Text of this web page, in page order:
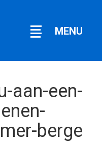
Open
MENU
aan-een-
berge